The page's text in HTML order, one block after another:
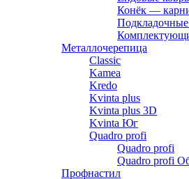
Конёк —
Металлочерепица
Classic
Kamea
Kredo
Kvinta plus
Kvinta plus 3D
Kvinta Юг
Quadro profi
Quadro profi
Quadro profi
Профнастил